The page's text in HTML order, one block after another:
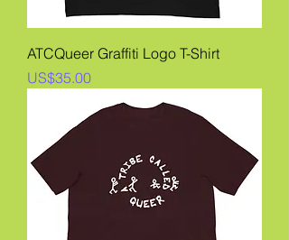
ATCQueer Graffiti Logo T-Shirt
價格
US$35.00